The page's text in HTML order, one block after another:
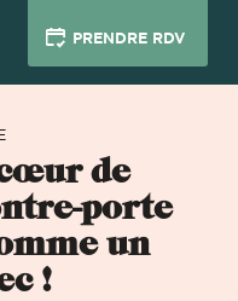
PRENDRE RDV
de
porte
un
!